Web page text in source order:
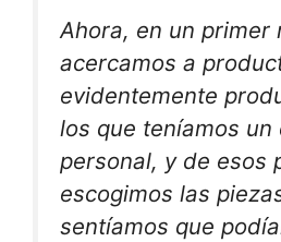
Ahora, en un primer
acercamos a
evidentemente
los que teníamos un
personal, y de esos
escogimos las
sentíamos que